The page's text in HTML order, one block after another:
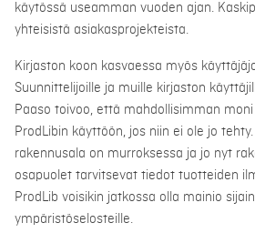
käytössä useamman vuoden ajan.
yhteisistä asiakasprojekteista.
Kirjaston koon kasvaessa myös
Suunnittelijoille ja muille kirjaston
Paaso toivoo, että mahdollisimman
ProdLibin käyttöön, jos niin ei ole jo
rakennusala on murroksessa ja jo nyt
osapuolet tarvitsevat tiedot tuotteiden
ProdLib voisikin jatkossa olla mainio
ympäristöselosteille.